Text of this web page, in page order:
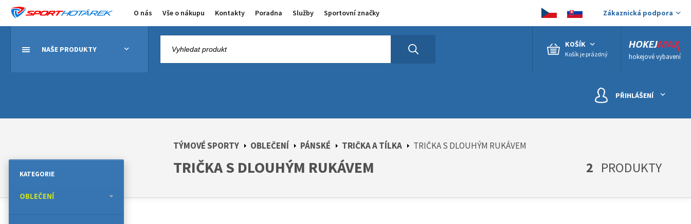
O nás Vše o nákupu Kontakty Poradna Služby Sportovní značky Zákaznická podpora
NAŠE PRODUKTY
hokejové vybavení
KOŠÍK
Košík je prázdný
PŘIHLÁŠENÍ
TÝMOVÉ SPORTY OBLEČENÍ PÁNSKÉ TRIČKA A TÍLKA TRIČKA S DLOUHÝM RUKÁVEM
TRIČKA S DLOUHÝM RUKÁVEM 2 PRODUKTY
KATEGORIE
OBLEČENÍ